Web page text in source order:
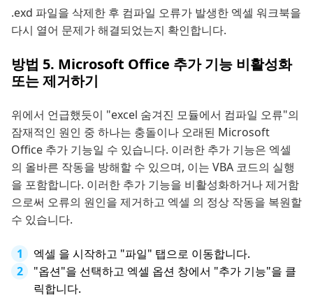
.exd 파일을 삭제한 후 컴파일 오류가 발생한 엑셀 워크북을
다시 열어 문제가 해결되었는지 확인합니다.
방법 5. Microsoft Office 추가 기능 비활성화
또는 제거하기
위에서 언급했듯이 "excel 숨겨진 모듈에서 컴파일 오류"의
잠재적인 원인 중 하나는 충돌이나 오래된 Microsoft
Office 추가 기능일 수 있습니다. 이러한 추가 기능은 엑셀
의 올바른 작동을 방해할 수 있으며, 이는 VBA 코드의 실행
을 포함합니다. 이러한 추가 기능을 비활성화하거나 제거함
으로써 오류의 원인을 제거하고 엑셀 의 정상 작동을 복원할
수 있습니다.
엑셀 을 시작하고 "파일" 탭으로 이동합니다.
"옵션"을 선택하고 엑셀 옵션 창에서 "추가 기능"을 클
릭합니다.